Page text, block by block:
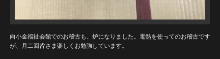
向小金福祉会館でのお稽古も、炉になりました。電熱を使ってのお稽古です
が、月二回皆さま楽しくお勉強しています。